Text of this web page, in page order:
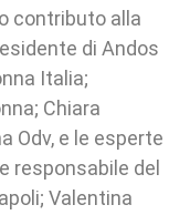
contributo alla
di Andos
Italia;
Chiara
Odv, e le esperte
responsabile del
Valentina